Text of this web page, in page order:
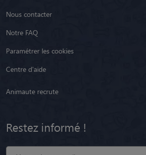
Nous contacter
Notre FAQ
Paramétrer les cookies
Centre d'aide
Animaute recrute
Restez informé !